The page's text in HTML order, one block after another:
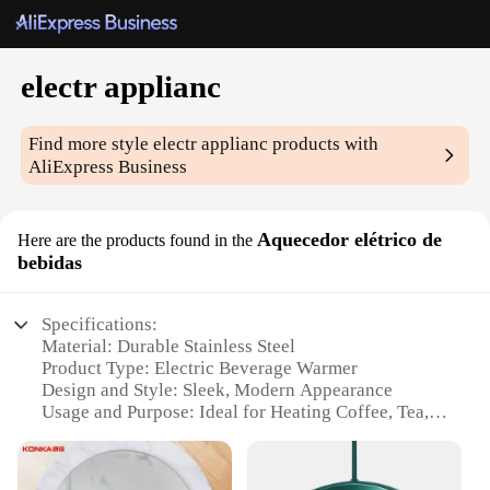
electr applianc
Find more styleelectr applianc products with
AliExpress Business
Here are the products found in the Aquecedor elétrico de
bebidas
Specifications:
Material: Durable Stainless Steel
Product Type: Electric Beverage Warmer
Design and Style: Sleek, Modern Appearance
Usage and Purpose: Ideal for Heating Coffee, Tea,
Performance and Property: Efficient Heating
Technology